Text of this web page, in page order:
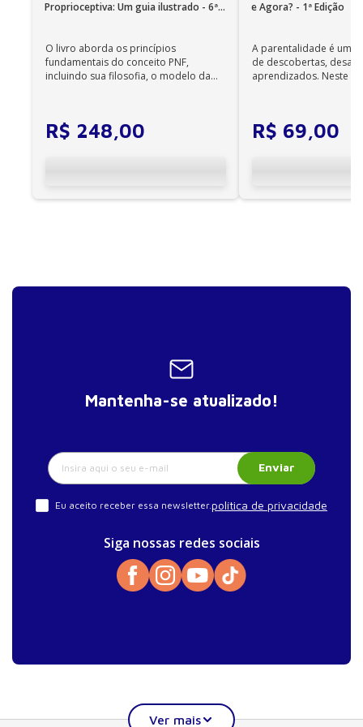
Proprioceptiva: Um guia ilustrado - 6ª
O livro aborda os princípios
fundamentais do conceito PNF,
incluindo sua filosofia, o modelo da
R$ 248,00
e Agora? - 1ª Edição
A parentalidade é uma
de descobertas,
aprendizados. Neste
R$ 69,00
Mantenha-se atualizado!
Enviar
Eu aceito receber essa newsletter. política de privacidade
Siga nossas redes sociais